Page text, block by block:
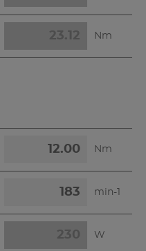
Nm
Nm
min-1
W